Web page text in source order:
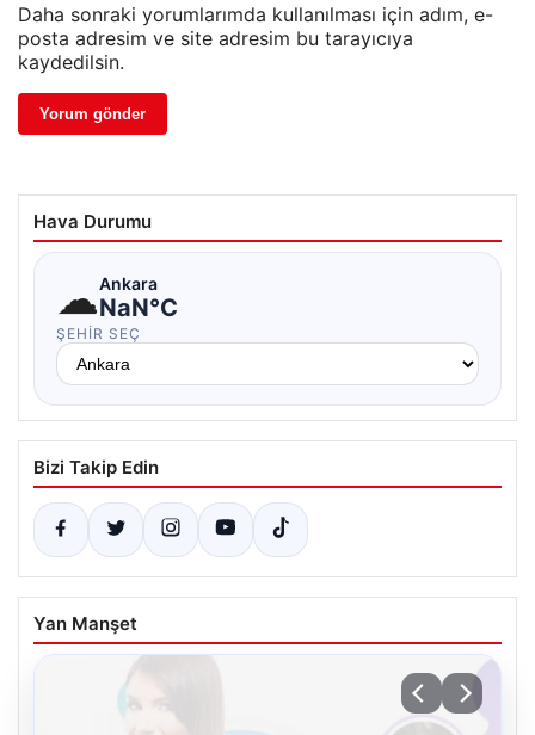
Daha sonraki yorumlarımda kullanılması için adım, e-
posta adresim ve site adresim bu tarayıcıya
kaydedilsin.
Hava Durumu
☁Ankara
NaN°C
ŞEHIR SEÇ
Bizi Takip Edin
Yan Manşet